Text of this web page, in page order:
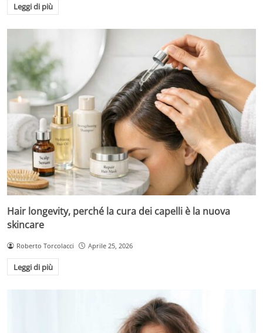
Leggi di più
Hair longevity, perché la cura dei capelli è la nuova
skincare
Roberto Torcolacci Aprile 25, 2026
Leggi di più